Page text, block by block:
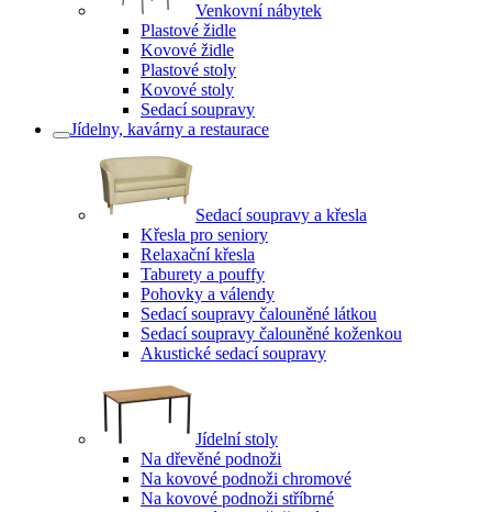
Venkovní nábytek
Plastové židle
Kovové židle
Plastové stoly
Kovové stoly
Sedací soupravy
Jídelny, kavárny a restaurace
Sedací soupravy a křesla
Křesla pro seniory
Relaxační křesla
Taburety a pouffy
Pohovky a válendy
Sedací soupravy čalouněné látkou
Sedací soupravy čalouněné koženkou
Akustické sedací soupravy
Jídelní stoly
Na dřevěné podnoži
Na kovové podnoži chromové
Na kovové podnoži stříbrné